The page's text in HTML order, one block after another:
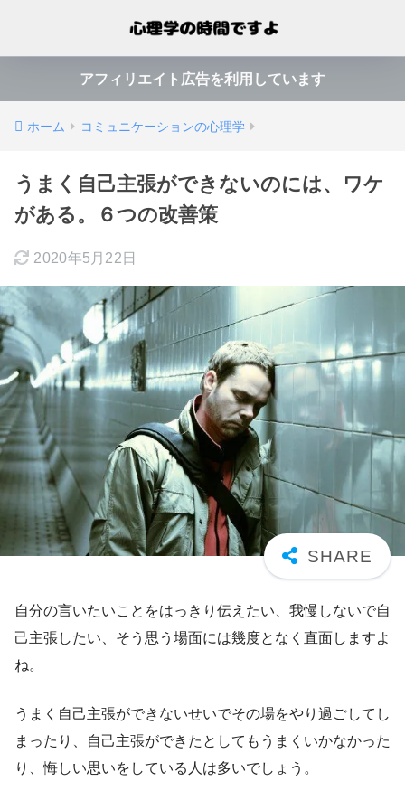
アフィリエイト広告を利用しています
ホーム コミュニケーションの心理学
うまく自己主張ができないのには、ワケ
がある。６つの改善策
2020年5月22日
自分の言いたいことをはっきり伝えたい、我慢しないで自
己主張したい、そう思う場面には幾度となく直面しますよ
ね。
うまく自己主張ができないせいでその場をやり過ごしてし
まったり、自己主張ができたとしてもうまくいかなかった
り、悔しい思いをしている人は多いでしょう。